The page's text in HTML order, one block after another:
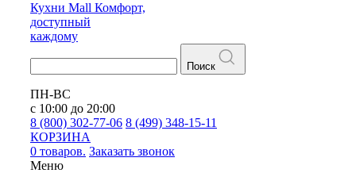
Кухни Mall Комфорт,
доступный
каждому
Поиск
ПН-ВС
с 10:00 до 20:00
8 (800) 302-77-06 8 (499) 348-15-11
КОРЗИНА
0 товаров. Заказать звонок
Меню